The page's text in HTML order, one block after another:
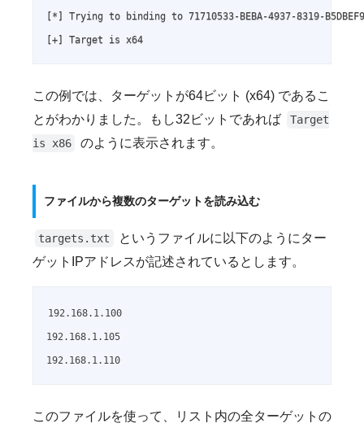
[*] Trying to binding to 71710533-BEBA-4937-8319-
[+] Target is x64
この例では、ターゲットが64ビット (x64) であるこ
とがわかりました。もし32ビットであれば
Target
is x86
のように表示されます。
ファイルから複数のターゲットを読み込む
targets.txt
というファイルに以下のようにター
ゲットIPアドレスが記述されているとします。
192.168.1.100
192.168.1.105
192.168.1.110
このファイルを使って、リスト内の全ターゲットの